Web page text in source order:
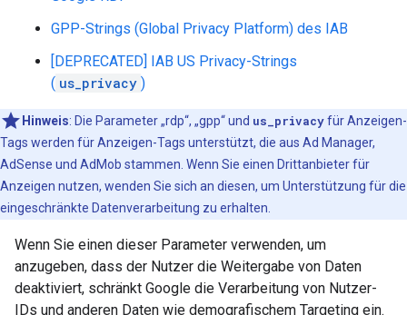
GPP-Strings (Global Privacy Platform) des IAB
[DEPRECATED] IAB US Privacy-Strings
( us_privacy )
Hinweis: Die Parameter „rdp“, „gpp“ und us_privacyfür Anzeigen-
Tags werden für Anzeigen-Tags unterstützt, die aus Ad Manager,
AdSense und AdMob stammen. Wenn Sie einen Drittanbieter für
Anzeigen nutzen, wenden Sie sich an diesen, um Unterstützung für die
eingeschränkte Datenverarbeitung zu erhalten.
Wenn Sie einen dieser Parameter verwenden, um
anzugeben, dass der Nutzer die Weitergabe von Daten
deaktiviert, schränkt Google die Verarbeitung von Nutzer-
IDs und anderen Daten wie demografischem Targeting ein.